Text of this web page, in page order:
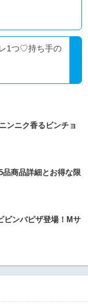
1つ♡持ち手の
ンニク香るビンチョ
品商品詳細とお得な限
ビンバピザ登場！Mサ